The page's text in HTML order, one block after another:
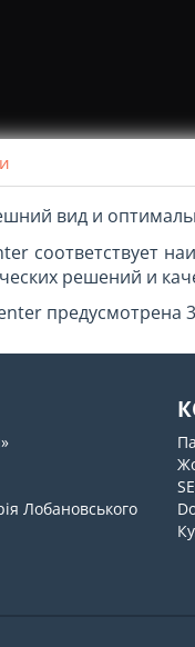
вид и
соответствует
решений и
предусмотрена
Лобановського